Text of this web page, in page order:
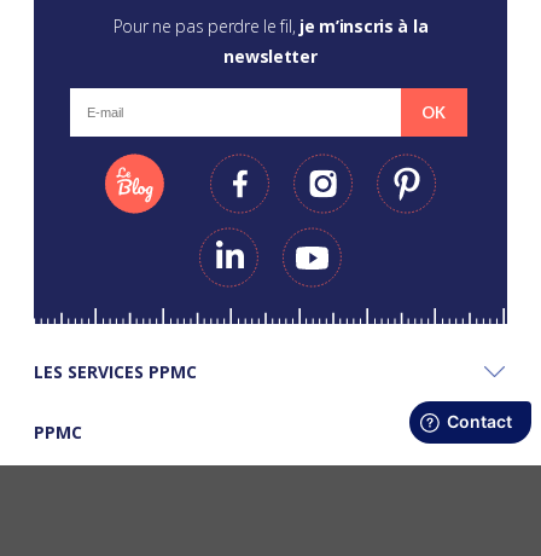
Pour ne pas perdre le fil, je m’inscris à la
newsletter
OK
LES SERVICES PPMC
PPMC